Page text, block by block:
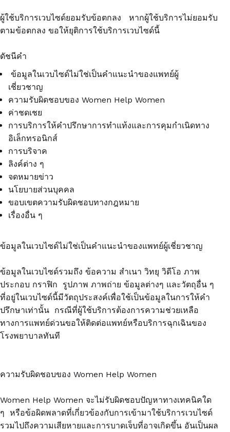
ผู้ใช้บริการเวบไซด์ยอมรับข้อตกลง หากผู้ใช้บริการไม่ยอมรับ
ตามข้อตกลง ขอให้ยุติการใช้บริการเวบไซด์นี้
ดัชนีคำ
ข้อมูลในเวบไซด์ไม่ใช่เป็นคำแนะนำของแพทย์ผู้
เชี่ยวชาญ
ความรับผิดชอบของ Women Help Women
ค่าชดเชย
การบริการให้คำปรึกษาการทำแท้งและการคุมกำเนิดทาง
อิเล็กทรอนิกส์
การบริจาค
ลิงค์ต่าง ๆ
จดหมายข่าว
นโยบายส่วนบุคคล
ขอบเขตความรับผิดชอบทางกฎหมาย
เรื่องอื่น ๆ
ข้อมูลในเวบไซด์ไม่ใช่เป็นคำแนะนำของแพทย์ผู้เชี่ยวชาญ
ข้อมูลในเวบไซด์รวมถึง ข้อความ สำเนา วิทยุ วิดีโอ ภาพ
ประกอบ กราฟิก รูปภาพ ภาพถ่าย ข้อมูลต่างๆ และวัตถุอื่น ๆ
ที่อยู่ในเวบไซด์นี้มีวัตถุประสงค์เพื่อใช้เป็นข้อมูลในการให้คำ
ปรึกษาเท่านั้น กรณีที่ผู้ใช้บริการต้องการความช่วยเหลือ
ทางการแพทย์ด่วนขอให้ติดต่อแพทย์หรือบริการฉุกเฉินของ
โรงพยาบาลทันที
ความรับผิดชอบของ Women Help Women
Women Help Women จะไม่รับผิดชอบปัญหาทางเทคนิคใด
ๆ หรือข้อผิดพลาดที่เกี่ยวข้องกับการเข้ามาใช้บริการเวบไซด์
รวมไปถึงความเสียหายและการบาดเจ็บที่อาจเกิดขึ้น อันเป็นผล